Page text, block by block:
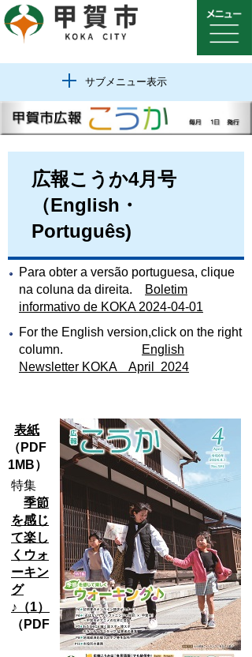
サブメニュー表示
広報こうか4月号
（English・
Português)
Para obter a versão portuguesa, clique
na coluna da direita.
Boletim
informativo de KOKA 2024-04-01
For the English version,click on the right
column.
English
Newsletter KOKA April 2024
表紙
（PDF
1MB）
特集
季節
を感じ
て楽し
くウォ
ーキン
グ
♪（1）
（PDF